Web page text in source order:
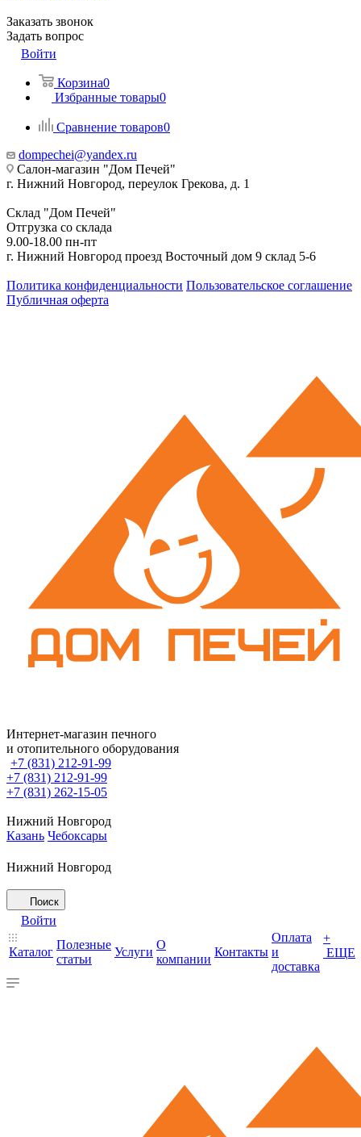
Заказать звонок
Задать вопрос
Войти
Корзина0
Избранные товары0
Сравнение товаров0
dompechei@yandex.ru
Салон-магазин "Дом Печей"
г. Нижний Новгород, переулок Грекова, д. 1
Склад "Дом Печей"
Отгрузка со склада
9.00-18.00 пн-пт
г. Нижний Новгород проезд Восточный дом 9 склад 5-6
Политика конфиденциальности Пользовательское соглашение
Публичная оферта
Интернет-магазин печного
и отопительного оборудования
+7 (831) 212-91-99
+7 (831) 212-91-99
+7 (831) 262-15-05
Нижний Новгород
Казань Чебоксары
Нижний Новгород
Поиск
Войти
Каталог
Полезные
статьи
Услуги
О
компании
Контакты
Оплата
и
доставка
+
ЕЩЕ